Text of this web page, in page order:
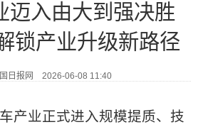
迈入由大到强决胜
锁产业升级新路径
日报网 2026-06-08 11:40
产业正式进入规模提质、技